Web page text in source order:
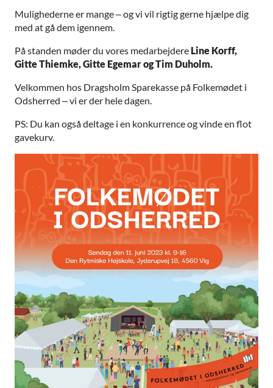
Mulighederne er mange – og vi vil rigtig gerne hjælpe dig
med at gå dem igennem.
På standen møder du vores medarbejdere Line Korff,
Gitte Thiemke, Gitte Egemar og Tim Duholm.
Velkommen hos Dragsholm Sparekasse på Folkemødet i
Odsherred – vi er der hele dagen.
PS: Du kan også deltage i en konkurrence og vinde en flot
gavekurv.